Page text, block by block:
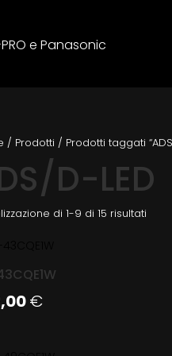
e Panasonic
/ Prodotti / Prodotti taggati
D-LED
di 1-9 di 15 risultati
€